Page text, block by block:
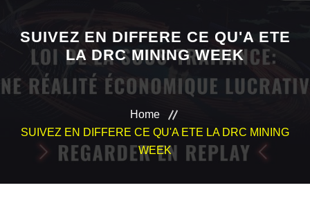
MON COMPTE
AWASHOP
VEILLE JURIDIQUE ET FISCALE
LES ANALYSES
SUIVEZ EN DIFFERE CE QU'A ETE
LA DRC MINING WEEK
Home
SUIVEZ EN DIFFERE CE QU'A ETE LA DRC MINING
WEEK